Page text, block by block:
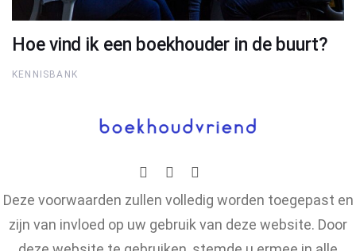
Hoe vind ik een boekhouder in de buurt?
KENNISBANK
Deze voorwaarden zullen volledig worden toegepast en
zijn van invloed op uw gebruik van deze website. Door